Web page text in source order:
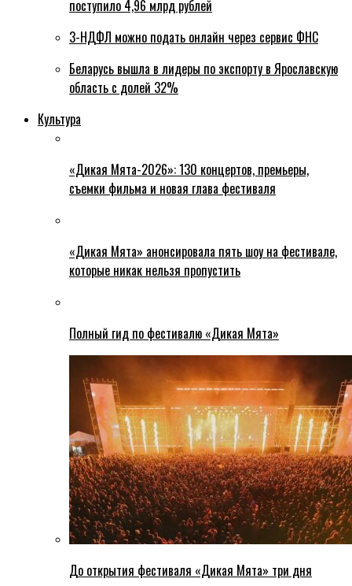
поступило 4,96 млрд рублей
3-НДФЛ можно подать онлайн через сервис ФНС
Беларусь вышла в лидеры по экспорту в Ярославскую
область с долей 32%
Культура
«Дикая Мята-2026»: 130 концертов, премьеры,
съемки фильма и новая глава фестиваля
«Дикая Мята» анонсировала пять шоу на фестивале,
которые никак нельзя пропустить
Полный гид по фестивалю «Дикая Мята»
До открытия фестиваля «Дикая Мята» три дня